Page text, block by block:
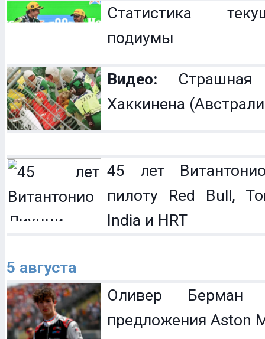
Статистика
подиумы
Видео: Страшная
Хаккинена
45 лет
пилоту Red Bull,
India и HRT
5 августа
Оливер Берман
предложения Aston